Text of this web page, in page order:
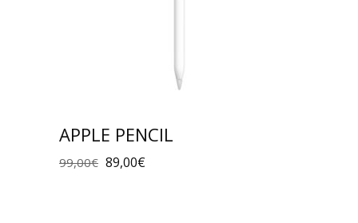
APPLE PENCIL
99,00€ 89,00€